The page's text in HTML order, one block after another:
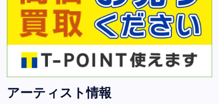
アーティスト情報